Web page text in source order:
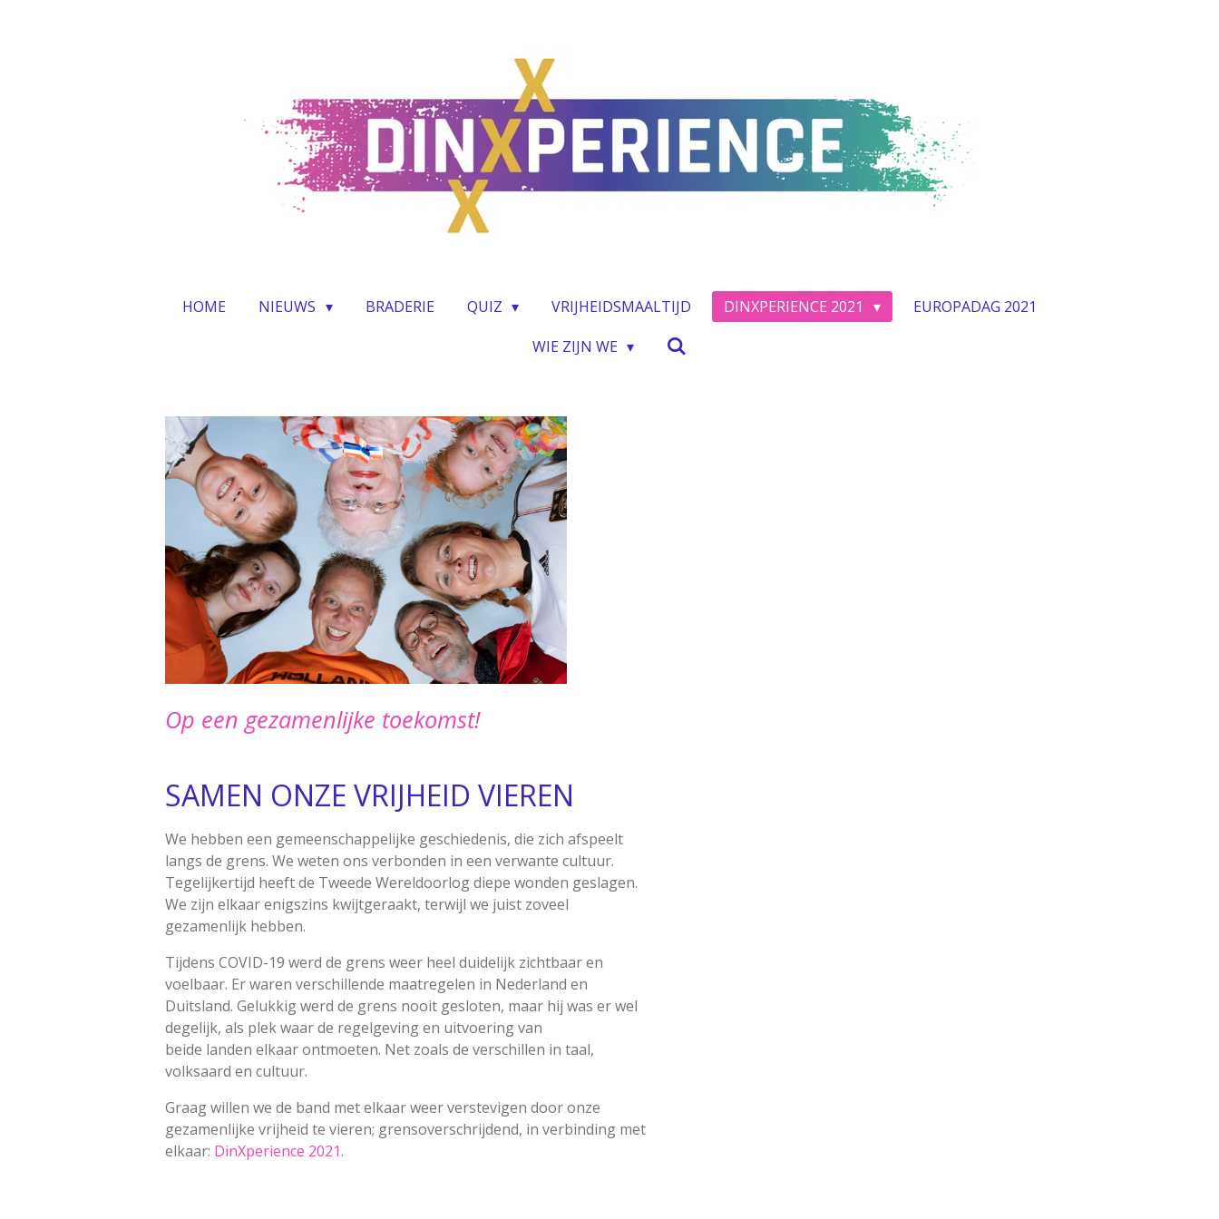
HOME NIEUWS BRADERIE QUIZ VRIJHEIDSMAALTIJD DINXPERIENCE 2021
EUROPADAG 2021
WIE ZIJN WE
Op een gezamenlijke toekomst!
SAMEN ONZE VRIJHEID VIEREN
We hebben een gemeenschappelijke geschiedenis, die zich afspeelt
langs de grens. We weten ons verbonden in een verwante cultuur.
Tegelijkertijd heeft de Tweede Wereldoorlog diepe wonden geslagen.
We zijn elkaar enigszins kwijtgeraakt, terwijl we juist zoveel
gezamenlijk hebben.
Tijdens COVID-19 werd de grens weer heel duidelijk zichtbaar en
voelbaar. Er waren verschillende maatregelen in Nederland en
Duitsland. Gelukkig werd de grens nooit gesloten, maar hij was er wel
degelijk, als plek waar de regelgeving en uitvoering van
beide landen elkaar ontmoeten. Net zoals de verschillen in taal,
volksaard en cultuur.
Graag willen we de band met elkaar weer verstevigen door onze
gezamenlijke vrijheid te vieren; grensoverschrijdend, in verbinding met
elkaar: DinXperience 2021.